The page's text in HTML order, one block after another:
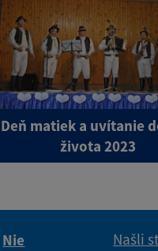
Deň matiek a uvítanie
života 2023
Nie
Našli